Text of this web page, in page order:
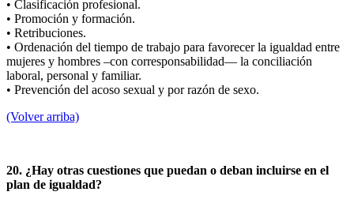
• Clasificación profesional.
• Promoción y formación.
• Retribuciones.
• Ordenación del tiempo de trabajo para favorecer la igualdad entre
mujeres y hombres –con corresponsabilidad— la conciliación
laboral, personal y familiar.
• Prevención del acoso sexual y por razón de sexo.
(Volver arriba)
20. ¿Hay otras cuestiones que puedan o deban incluirse en el
plan de igualdad?